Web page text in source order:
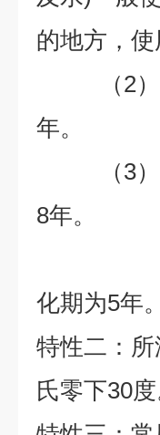
的地方，使
（2）若
年。
（3）若
8年。
（4）
化期为5年。
特性二：
氏零下30度